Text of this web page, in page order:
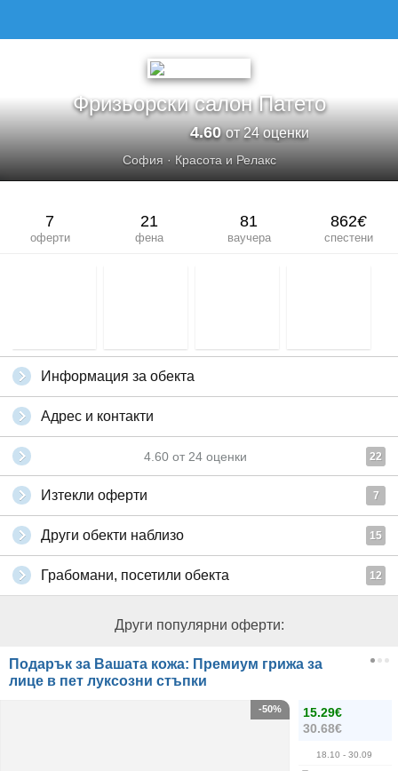
Фризьорски салон Патето
4.60от 24 оценки
София· Красота и Релакс
7
оферти
21
фена
81
ваучера
862€
спестени
Информация за обекта
Адрес и контакти
4.60 от 24 оценки 22
Изтекли оферти 7
Други обекти наблизо 15
Грабомани, посетили обекта 12
Други популярни оферти:
Подарък за Вашата кожа: Премиум грижа за
лице в пет луксозни стъпки
15.29€
30.68€
18.10 - 30.09
-50%